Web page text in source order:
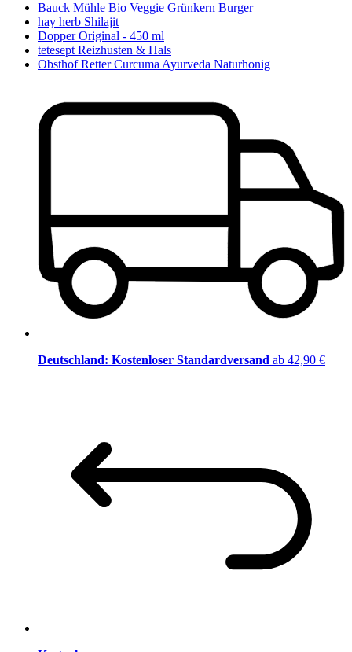
Bauck Mühle Bio Veggie Grünkern Burger
hay herb Shilajit
Dopper Original - 450 ml
tetesept Reizhusten & Hals
Obsthof Retter Curcuma Ayurveda Naturhonig
Deutschland: Kostenloser Standardversand ab 42,90 €